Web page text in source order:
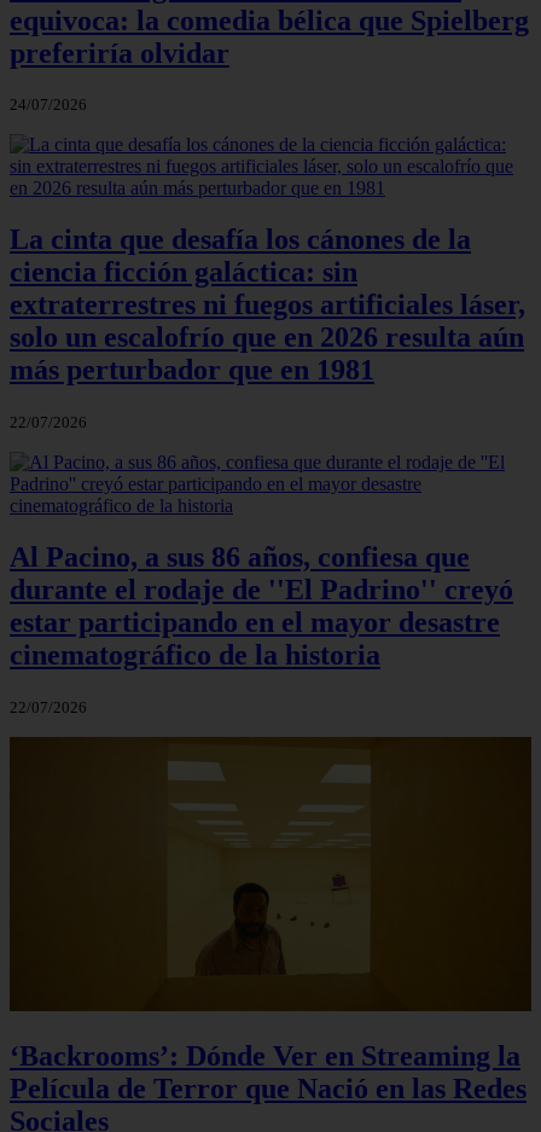
equivoca: la comedia bélica que Spielberg
preferiría olvidar
24/07/2026
La cinta que desafía los cánones de la
ciencia ficción galáctica: sin
extraterrestres ni fuegos artificiales láser,
solo un escalofrío que en 2026 resulta aún
más perturbador que en 1981
22/07/2026
Al Pacino, a sus 86 años, confiesa que
durante el rodaje de ''El Padrino'' creyó
estar participando en el mayor desastre
cinematográfico de la historia
22/07/2026
‘Backrooms’: Dónde Ver en Streaming la
Película de Terror que Nació en las Redes
Sociales